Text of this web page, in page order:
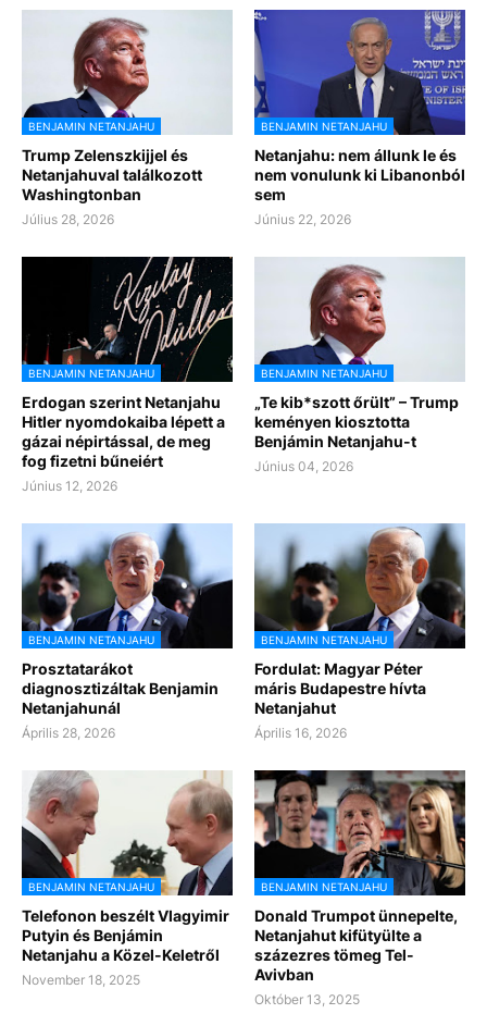
BENJAMIN NETANJAHU
Trump Zelenszkijjel és
Netanjahuval találkozott
Washingtonban
Július 28, 2026
BENJAMIN NETANJAHU
Netanjahu: nem állunk le és
nem vonulunk ki Libanonból
sem
Június 22, 2026
BENJAMIN NETANJAHU
Erdogan szerint Netanjahu
Hitler nyomdokaiba lépett a
gázai népirtással, de meg
fog fizetni bűneiért
Június 12, 2026
BENJAMIN NETANJAHU
„Te kib*szott őrült” – Trump
keményen kiosztotta
Benjámin Netanjahu-t
Június 04, 2026
BENJAMIN NETANJAHU
Prosztatarákot
diagnosztizáltak Benjamin
Netanjahunál
Április 28, 2026
BENJAMIN NETANJAHU
Fordulat: Magyar Péter
máris Budapestre hívta
Netanjahut
Április 16, 2026
BENJAMIN NETANJAHU
Telefonon beszélt Vlagyimir
Putyin és Benjámin
Netanjahu a Közel-Keletről
November 18, 2025
BENJAMIN NETANJAHU
Donald Trumpot ünnepelte,
Netanjahut kifütyülte a
százezres tömeg Tel-
Avivban
Október 13, 2025